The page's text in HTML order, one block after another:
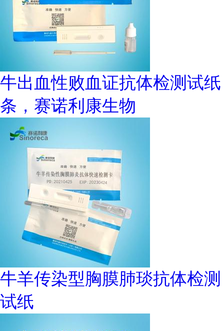
牛出血性败血证抗体检测试纸
条，赛诺利康生物
牛羊传染型胸膜肺琰抗体检测
试纸